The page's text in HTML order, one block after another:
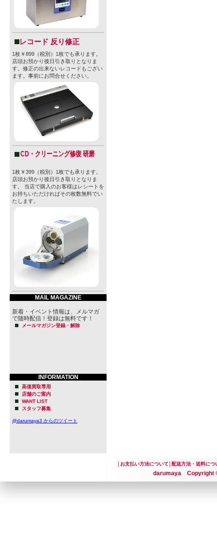
レコード 反り修正
1枚￥899（税別）1枚でも承ります。
店頭お預かり後日引き取りとなりま
す。修正の出来ないレコードもござい
ます。事前にお問合せください。
CD・クリーニング修復 研磨
1枚￥399（税別）1枚でも承ります。
店頭お預かり後日引き取りとなりま
す。 当店で購入のお客様はレシートを
お持ちいただければその枚数無料でい
たします。
MAIL MAGAZINE
新着・イベント情報は、メルマガ
で随時配信！登録は無料です！
メールマガジン登録・解除
INFORMATION
高価買取専用
店舗のご案内
WANT LIST
スタッフ募集
@darumaya3 からのツイート
お支払い方法について│ 配送方法・送料につ
darumaya Copyright